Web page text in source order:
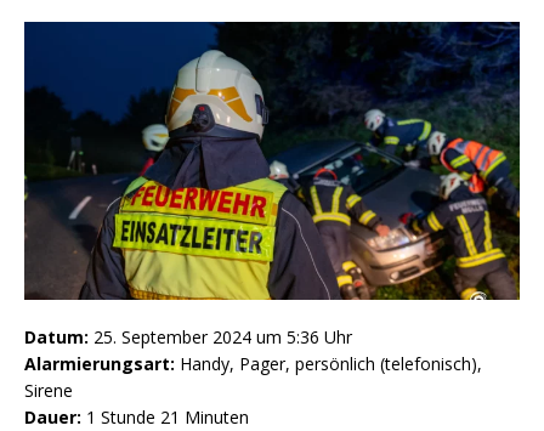
Datum: 25. September 2024 um 5:36 Uhr
Alarmierungsart: Handy, Pager, persönlich (telefonisch),
Sirene
Dauer: 1 Stunde 21 Minuten